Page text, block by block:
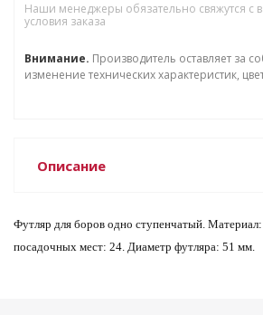
Наши менеджеры обязательно свяжутся с
условия заказа
Внимание. Производитель оставляет за
изменение технических характеристик,
Описание
Футляр для боров одно ступенчатый. Материал:
посадочных мест: 24. Диаметр футляра: 51 мм.